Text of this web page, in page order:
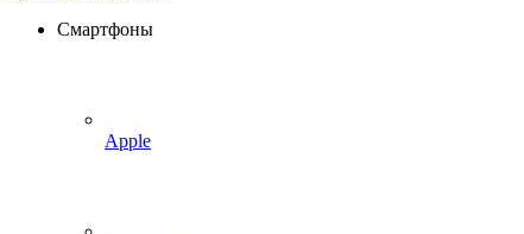
Смартфоны
Apple